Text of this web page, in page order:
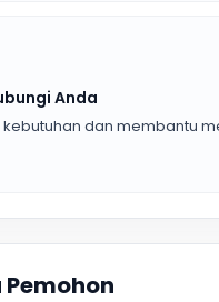
Anda
kebutuhan dan membantu